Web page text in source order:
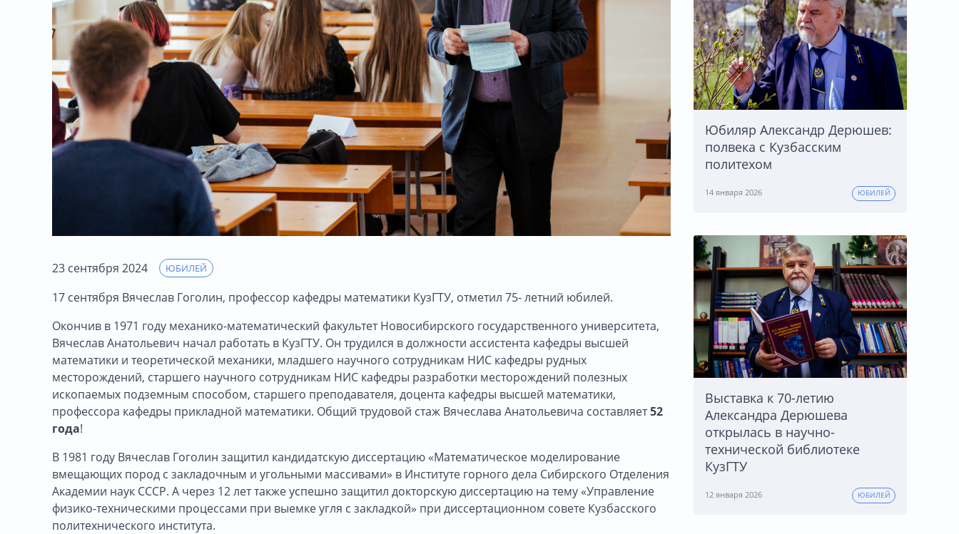
23 сентября 2024 ЮБИЛЕЙ
17 сентября Вячеслав Гоголин, профессор кафедры математики КузГТУ, отметил 75- летний юбилей.
Окончив в 1971 году механико-математический факультет Новосибирского государственного университета,
Вячеслав Анатольевич начал работать в КузГТУ. Он трудился в должности ассистента кафедры высшей
математики и теоретической механики, младшего научного сотрудникам НИС кафедры рудных
месторождений, старшего научного сотрудникам НИС кафедры разработки месторождений полезных
ископаемых подземным способом, старшего преподавателя, доцента кафедры высшей математики,
профессора кафедры прикладной математики. Общий трудовой стаж Вячеслава Анатольевича составляет52
года!
В 1981 году Вячеслав Гоголин защитил кандидатскую диссертацию «Математическое моделирование
вмещающих пород с закладочным и угольными массивами» в Институте горного дела Сибирского Отделения
Академии наук СССР. А через 12 лет также успешно защитил докторскую диссертацию на тему «Управление
физико-техническими процессами при выемке угля с закладкой» при диссертационном совете Кузбасского
политехнического института.
Юбиляр Александр Дерюшев:
полвека с Кузбасским
политехом
14 января 2026 ЮБИЛЕЙ
Выставка к 70-летию
Александра Дерюшева
открылась в научно-
технической библиотеке
КузГТУ
12 января 2026 ЮБИЛЕЙ